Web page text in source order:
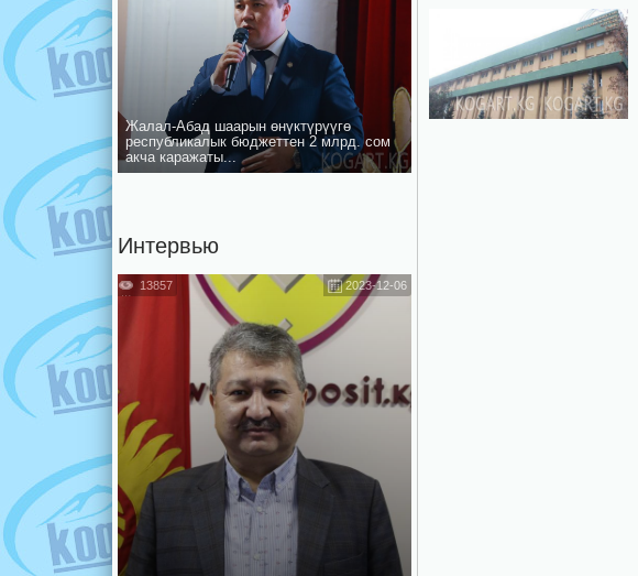
Жалал-Абад шаарын ѳнүктүрүүгѳ
республикалык бюджеттен 2 млрд. сом
акча каражаты...
Интервью
2023-12-06
13857